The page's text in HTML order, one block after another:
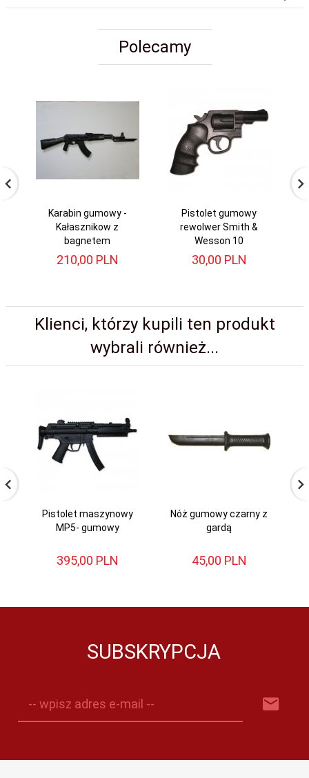
Polecamy
Karabin gumowy -
Kałasznikow z
bagnetem
210,00 PLN
Pistolet gumowy
rewolwer Smith &
Wesson 10
30,00 PLN
Klienci, którzy kupili ten produkt
wybrali również...
Pistolet maszynowy
MP5- gumowy
395,00 PLN
Nóż gumowy czarny z
gardą
45,00 PLN
SUBSKRYPCJA
-- wpisz adres e-mail --